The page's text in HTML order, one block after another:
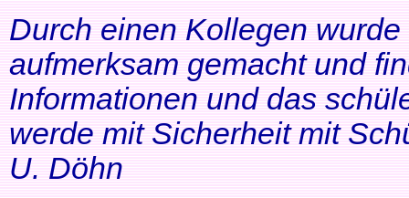
Durch einen Kollegen
aufmerksam gemacht und
Informationen und das
werde mit Sicherheit mit
U. Döhn